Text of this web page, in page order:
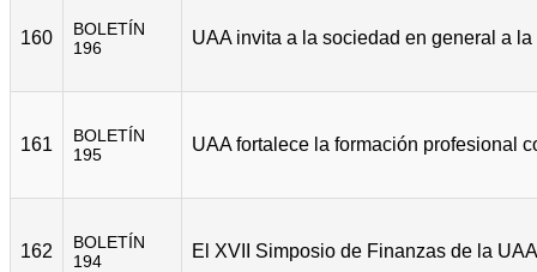
160
BOLETÍN
196
161
BOLETÍN
195
162
BOLETÍN
194